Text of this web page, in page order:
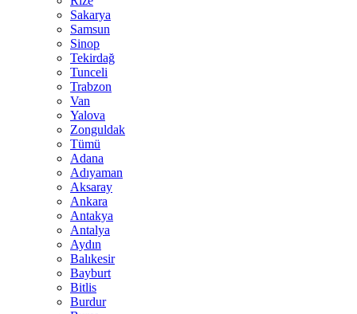
Sakarya
Samsun
Sinop
Tekirdağ
Tunceli
Trabzon
Van
Yalova
Zonguldak
Tümü
Adana
Adıyaman
Aksaray
Ankara
Antakya
Antalya
Aydın
Balıkesir
Bayburt
Bitlis
Burdur